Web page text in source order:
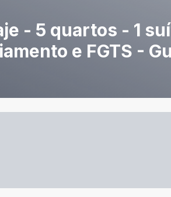
- 5 quartos - 1
e FGTS -